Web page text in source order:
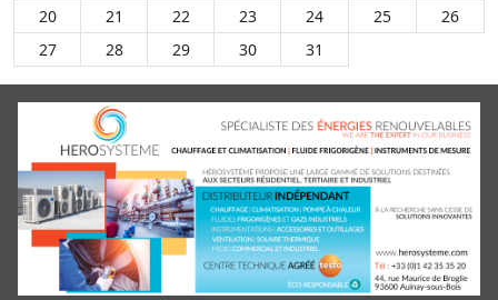
20
21 22 23 24 25
26
27
28 29 30 31